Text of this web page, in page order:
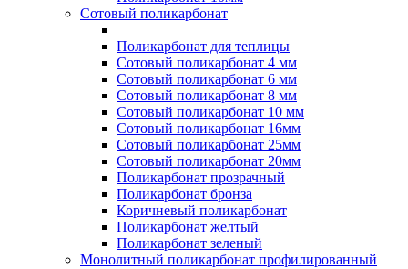
Сотовый поликарбонат
Поликарбонат для теплицы
Сотовый поликарбонат 4 мм
Сотовый поликарбонат 6 мм
Сотовый поликарбонат 8 мм
Сотовый поликарбонат 10 мм
Сотовый поликарбонат 16мм
Сотовый поликарбонат 25мм
Сотовый поликарбонат 20мм
Поликарбонат прозрачный
Поликарбонат бронза
Коричневый поликарбонат
Поликарбонат желтый
Поликарбонат зеленый
Монолитный поликарбонат профилированный